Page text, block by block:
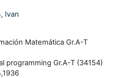
Ivan
Matemática Gr.A-T
programming Gr.A-T (34154)